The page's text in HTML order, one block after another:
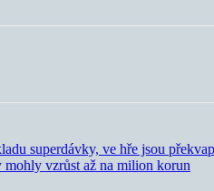
superdávky, ve hře jsou
vzrůst až na milion korun